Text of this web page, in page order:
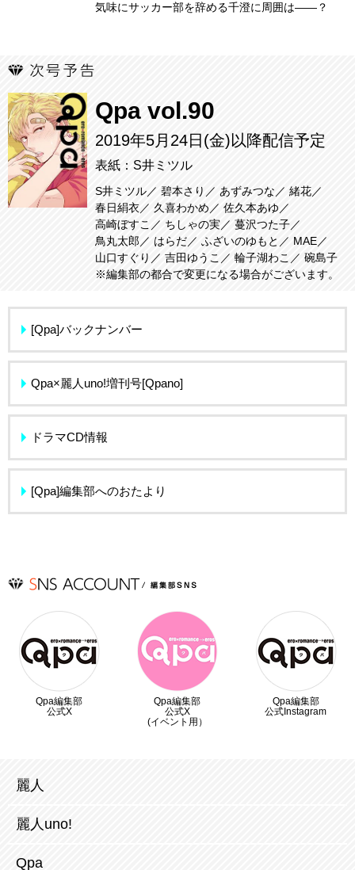
気味にサッカー部を辞める千澄に周囲は――？
Qpa vol.90
2019年5月24日(金)以降配信予定
表紙：S井ミツル
S井ミツル 碧本さり あずみつな
緒花
春日絹衣
久喜わかめ
佐久本あゆ
高崎ぼすこ
ちしゃの実
蔓沢つた子
鳥丸太郎
はらだ ふざいのゆもと
MAE
山口すぐり
吉田ゆうこ 輪子湖わこ
碗島子
※編集部の都合で変更になる場合がございます。
[Qpa]バックナンバー
Qpa×麗人uno!増刊号[Qpano]
ドラマCD情報
[Qpa]編集部へのおたより
Qpa編集部
公式X
Qpa編集部
公式X
(イベント用）
Qpa編集部
公式Instagram
麗人
麗人uno!
Qpa